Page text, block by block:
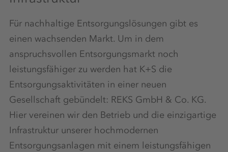
Für nachhaltige Entsorgungslösungen gibt es
einen wachsenden Markt. Um in dem
anspruchsvollen Entsorgungsmarkt noch
leistungsfähiger zu werden hat K+S die
Entsorgungsaktivitäten in einer neuen
Gesellschaft gebündelt: REKS GmbH & Co. KG.
Hier vereinen wir den Betrieb und die einzigartige
Infrastruktur unserer hochmodernen
Entsorgungsanlagen mit einem leistungsfähigen